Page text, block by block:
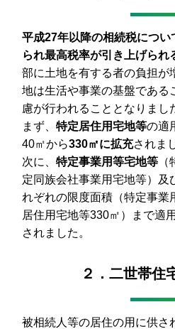
平成27年以降の相続税につ
られ最高税率が引き上げられ
部に土地を有する者の負担が
地は生活や事業の基盤である
慮が行われることとなりまし
まず、特定居住用宅地等の適
40㎡から330㎡に拡充されま
次に、特定事業用等宅地等
定同族会社事業用宅地等）及
れぞれの限度面積（特定事業
居住用宅地等330㎡）まで適
されました。
２．二世帯住
被相続人等の居住の用に供さ